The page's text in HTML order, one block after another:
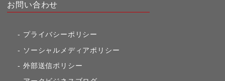
お問い合わせ
プライバシーポリシー
ソーシャルメディアポリシー
外部送信ポリシー